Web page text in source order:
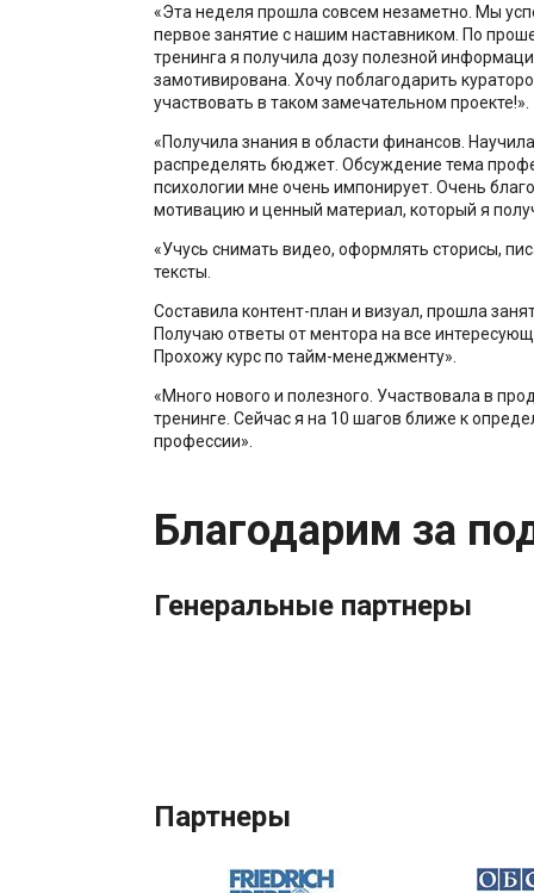
«Эта неделя прошла совсем незаметно. Мы
первое занятие с нашим наставником. По
тренинга я получила дозу полезной
замотивирована. Хочу поблагодарить
участвовать в таком замечательном проекте!».
«Получила знания в области финансов.
распределять бюджет. Обсуждение тема
психологии мне очень импонирует. Очень
мотивацию и ценный материал, который я
«Учусь снимать видео, оформлять сторисы,
тексты.
Составила контент-план и визуал, прошла
Получаю ответы от ментора на все
Прохожу курс по тайм-менеджменту».
«Много нового и полезного. Участвовала в
тренинге. Сейчас я на 10 шагов ближе к
профессии».
Благодарим за
Генеральные партнеры
Партнеры